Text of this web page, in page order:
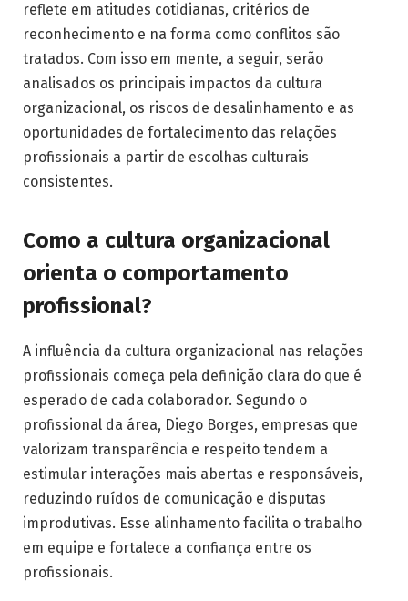
reflete em atitudes cotidianas, critérios de
reconhecimento e na forma como conflitos são
tratados. Com isso em mente, a seguir, serão
analisados os principais impactos da cultura
organizacional, os riscos de desalinhamento e as
oportunidades de fortalecimento das relações
profissionais a partir de escolhas culturais
consistentes.
Como a cultura organizacional
orienta o comportamento
profissional?
A influência da cultura organizacional nas relações
profissionais começa pela definição clara do que é
esperado de cada colaborador. Segundo o
profissional da área, Diego Borges, empresas que
valorizam transparência e respeito tendem a
estimular interações mais abertas e responsáveis,
reduzindo ruídos de comunicação e disputas
improdutivas. Esse alinhamento facilita o trabalho
em equipe e fortalece a confiança entre os
profissionais.